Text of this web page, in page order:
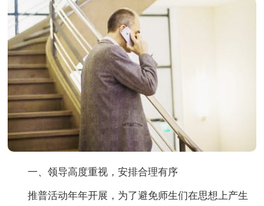
一、领导高度重视，安排合理有序
推普活动年年开展，为了避免师生们在思想上产生